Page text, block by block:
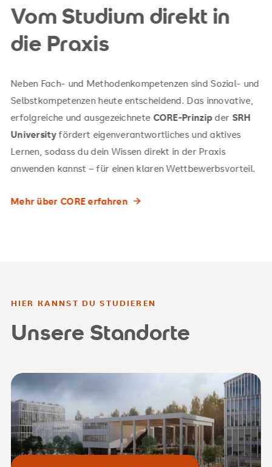
Vom Studium direkt in
die Praxis
Neben Fach- und Methodenkompetenzen sind Sozial- und
Selbstkompetenzen heute entscheidend. Das innovative,
erfolgreiche und ausgezeichneteCORE-Prinzipder SRH
Universityfördert eigenverantwortliches und aktives
Lernen, sodass du dein Wissen direkt in der Praxis
anwenden kannst – für einen klaren Wettbewerbsvorteil.
Mehr über CORE erfahren
HIER KANNST DU STUDIEREN
Unsere Standorte